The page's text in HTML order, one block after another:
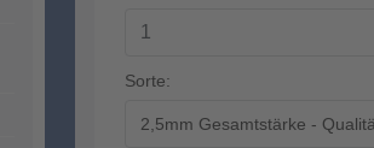
Sorte:
2,5mm Gesamtstärke -